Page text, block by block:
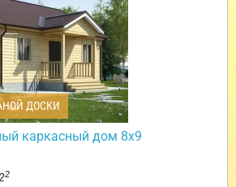
ДОСКИ
каркасный дом 8х9
2